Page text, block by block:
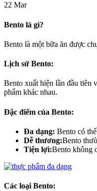
22 Mar
Bento là gì?
Bento là một bữa ăn được
Lịch sử Bento:
Bento xuất hiện lần đầu tiên
phẩm khác nhau.
Đặc điểm của Bento:
Đa dạng: Bento có
Dễ thương:Bento
Tiện lợi:Bento không
Các loại Bento: